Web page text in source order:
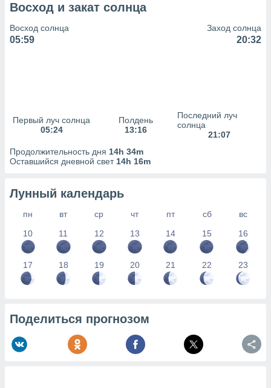
наших 1199
Восход и закат солнца
Восход солнца
05:59
Заход солнца
20:32
Первый луч солнца
05:24
Полдень
13:16
Последний луч
солнца
21:07
Продолжительность дня 14h 34m
Оставшийся дневной свет 14h 16m
Лунный календарь
пн вт ср чт пт сб
вс
10
11 12 13 14 15 16
17 18 19 20 21 22 23
Поделиться прогнозом